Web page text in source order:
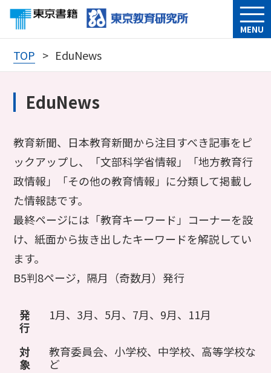
MENU
TOP EduNews
EduNews
教育新聞、日本教育新聞から注目すべき記事をピ
ックアップし、「文部科学省情報」「地方教育行
政情報」「その他の教育情報」に分類して掲載し
た情報誌です。
最終ページには「教育キーワード」コーナーを設
け、紙面から抜き出したキーワードを解説してい
ます。
B5判8ページ，隔月（奇数月）発行
発
行
1月、3月、5月、7月、9月、11月
対
象
教育委員会、小学校、中学校、高等学校な
ど